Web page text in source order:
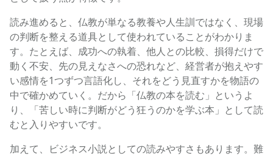
読み進めると、仏教が単なる教養や人生訓ではなく、現場
の判断を整える道具として使われていることがわかりま
す。たとえば、成功への執着、他人との比較、損得だけで
動く不安、先の見えなさへの恐れなど、経営者が抱えやす
い感情を1つずつ言語化し、それをどう見直すかを物語の
中で確かめていく。だから「仏教の本を読む」というよ
り、「苦しい時に判断がどう狂うのかを学ぶ本」として読
むと入りやすいです。
加えて、ビジネス小説としての読みやすさもあります。難